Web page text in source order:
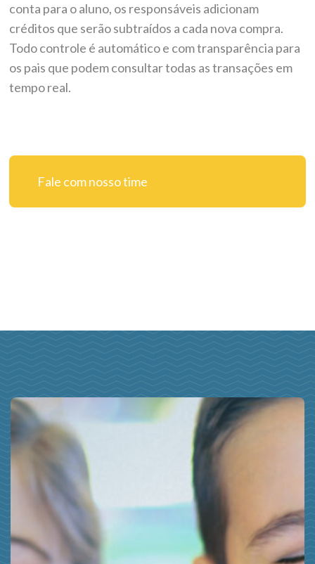
conta para o aluno, os responsáveis adicionam
créditos que serão subtraídos a cada nova compra.
Todo controle é automático e com transparência para
os pais que podem consultar todas as transações em
tempo real.
Fale com nosso time